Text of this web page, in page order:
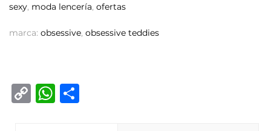
sexy, moda lencería, ofertas
marca: obsessive, obsessive teddies
C
W